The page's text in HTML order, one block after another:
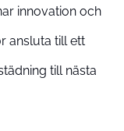
innovation och
ansluta till ett
till nästa